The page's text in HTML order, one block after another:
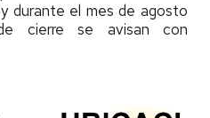
durante el mes de agosto
cierre se avisan con